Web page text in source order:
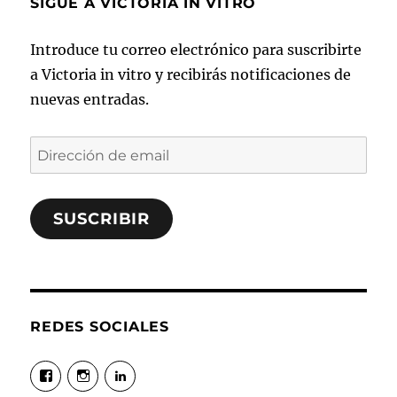
Introduce tu correo electrónico para suscribirte
a Victoria in vitro y recibirás notificaciones de
nuevas entradas.
Dirección
de
email
SUSCRIBIR
REDES SOCIALES
Ver
perfil
Ver
perfil
Ver
perfil